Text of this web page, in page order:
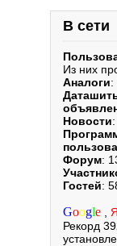
В сети
Из них
Аналоги:
Новости
Форум:
Гостей:
Google Я
Рекорд